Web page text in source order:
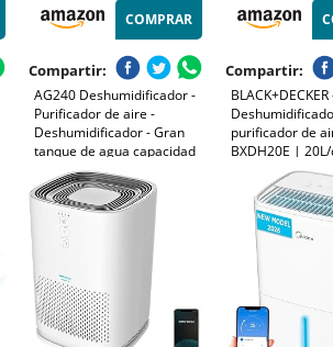
COMPRAR
Compartir:
AG240 Deshumidificador -
Purificador de aire -
Deshumidificador - Gran
tanque de agua capacidad
2.5L - Eficiencia energética,
iluminación 7 colores - Para
el hogar, habitación, baño y
sótano
Compartir:
BLACK+DECKER
purificador de
BXDH20E |
HEPA13 |
2 velocidades
Depósito 4
Programable
| 40m2 | Blanco